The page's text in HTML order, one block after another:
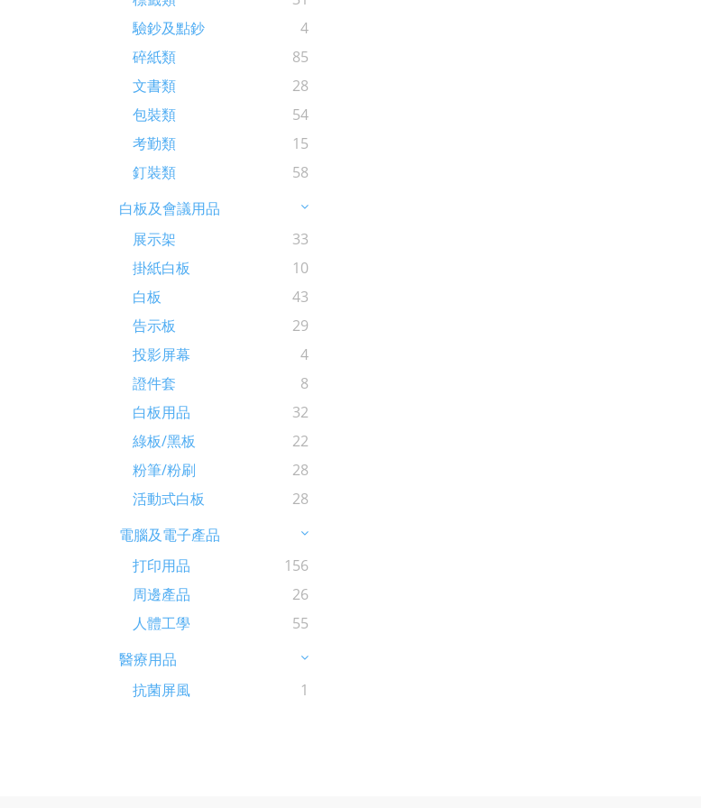
驗鈔及點鈔
4
碎紙類
85
文書類
28
包裝類
54
考勤類
15
釘裝類
58
白板及會議用品
展示架
33
掛紙白板
10
白板
43
告示板
29
投影屏幕
4
證件套
8
白板用品
32
綠板/黑板
22
粉筆/粉刷
28
活動式白板
28
電腦及電子產品
打印用品
156
周邊產品
26
人體工學
55
醫療用品
抗菌屏風
1